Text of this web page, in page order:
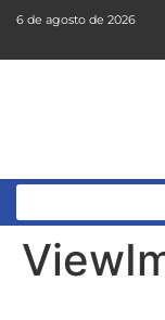
6 de agosto de 2026